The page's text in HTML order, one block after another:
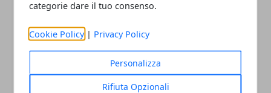
categorie dare il tuo consenso.
Cookie Policy | Privacy Policy
Personalizza
Rifiuta Opzionali